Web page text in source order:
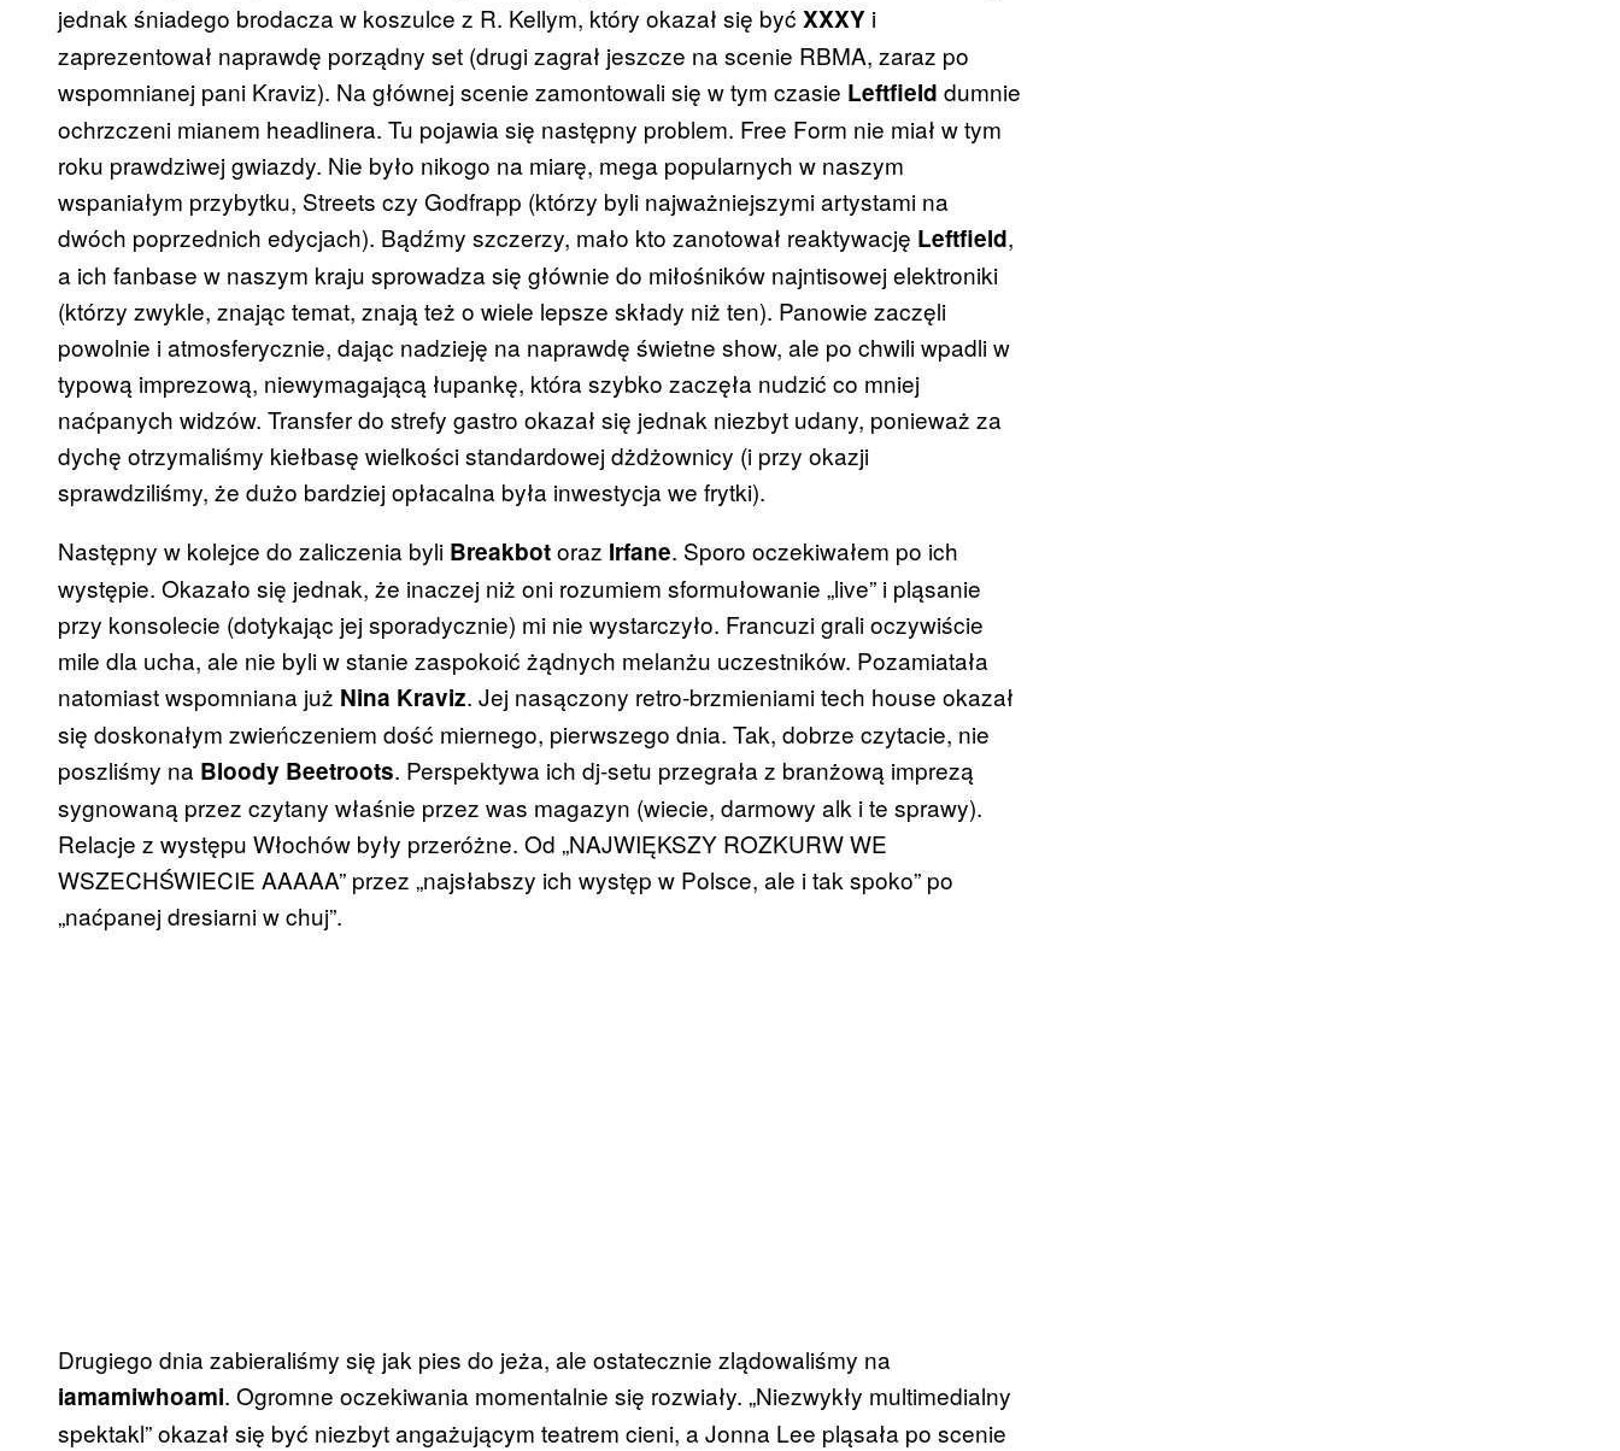
jednak śniadego brodacza w koszulce z R. Kellym, który okazał się być XXXY i
zaprezentował naprawdę porządny set (drugi zagrał jeszcze na scenie RBMA, zaraz po
wspomnianej pani Kraviz). Na głównej scenie zamontowali się w tym czasie Leftfield dumnie
ochrzczeni mianem headlinera. Tu pojawia się następny problem. Free Form nie miał w tym
roku prawdziwej gwiazdy. Nie było nikogo na miarę, mega popularnych w naszym
wspaniałym przybytku, Streets czy Godfrapp (którzy byli najważniejszymi artystami na
dwóch poprzednich edycjach). Bądźmy szczerzy, mało kto zanotował reaktywację Leftfield,
a ich fanbase w naszym kraju sprowadza się głównie do miłośników najntisowej elektroniki
(którzy zwykle, znając temat, znają też o wiele lepsze składy niż ten). Panowie zaczęli
powolnie i atmosferycznie, dając nadzieję na naprawdę świetne show, ale po chwili wpadli w
typową imprezową, niewymagającą łupankę, która szybko zaczęła nudzić co mniej
naćpanych widzów. Transfer do strefy gastro okazał się jednak niezbyt udany, ponieważ za
dychę otrzymaliśmy kiełbasę wielkości standardowej dżdżownicy (i przy okazji
sprawdziliśmy, że dużo bardziej opłacalna była inwestycja we frytki).
Następny w kolejce do zaliczenia byli Breakbotoraz Irfane. Sporo oczekiwałem po ich
występie. Okazało się jednak, że inaczej niż oni rozumiem sformułowanie „live” i pląsanie
przy konsolecie (dotykając jej sporadycznie) mi nie wystarczyło. Francuzi grali oczywiście
mile dla ucha, ale nie byli w stanie zaspokoić żądnych melanżu uczestników. Pozamiatała
natomiast wspomniana już Nina Kraviz. Jej nasączony retro-brzmieniami tech house okazał
się doskonałym zwieńczeniem dość miernego, pierwszego dnia. Tak, dobrze czytacie, nie
poszliśmy na Bloody Beetroots. Perspektywa ich dj-setu przegrała z branżową imprezą
sygnowaną przez czytany właśnie przez was magazyn (wiecie, darmowy alk i te sprawy).
Relacje z występu Włochów były przeróżne. Od „NAJWIĘKSZY ROZKURW WE
WSZECHŚWIECIE AAAAA” przez „najsłabszy ich występ w Polsce, ale i tak spoko” po
„naćpanej dresiarni w chuj”.
Drugiego dnia zabieraliśmy się jak pies do jeża, ale ostatecznie zlądowaliśmy na
iamamiwhoami. Ogromne oczekiwania momentalnie się rozwiały. „Niezwykły multimedialny
spektakl” okazał się być niezbyt angażującym teatrem cieni, a Jonna Lee pląsała po scenie